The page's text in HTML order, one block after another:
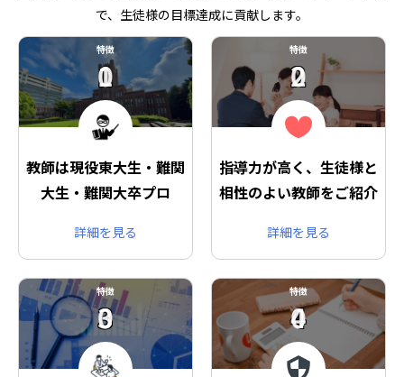
で、生徒様の目標達成に貢献します。
特徴
01
教師は現役東大生・難関
大生・難関大卒プロ
詳細を見る
特徴
02
指導力が高く、生徒様と
相性のよい教師をご紹介
詳細を見る
特徴
03
特徴
04